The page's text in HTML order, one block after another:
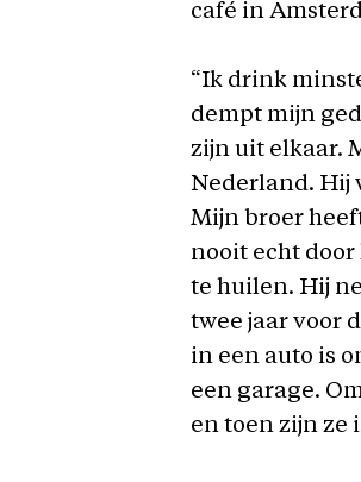
café in
“Ik drink
dempt mijn
zijn uit elkaar.
Nederland. Hij
Mijn broer
nooit echt door
te huilen. Hij
twee jaar voor
in een auto is
een garage.
en toen zijn ze